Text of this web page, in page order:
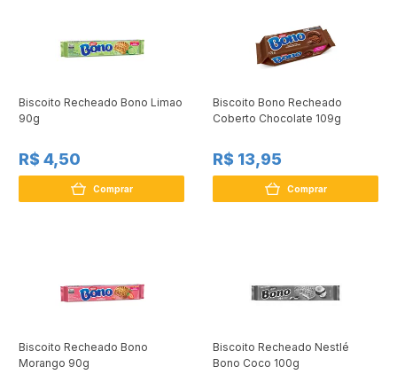
Biscoito Recheado Bono Limao
90g
R$ 4,50
Comprar
Biscoito Bono Recheado
Coberto Chocolate 109g
R$ 13,95
Comprar
Biscoito Recheado Bono
Morango 90g
Biscoito Recheado Nestlé
Bono Coco 100g